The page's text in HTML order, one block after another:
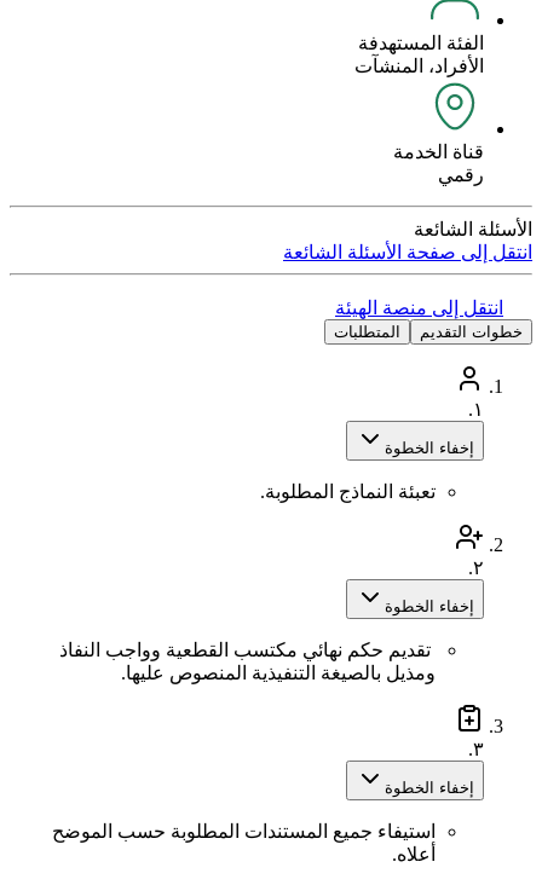
الفئة المستهدفة
الأفراد، المنشآت
قناة الخدمة
رقمي
الأسئلة الشائعة
انتقل إلى صفحة الأسئلة الشائعة
انتقل إلى منصة الهيئة
خطوات التقديم المتطلبات
١.
إخفاء الخطوة
تعبئة النماذج المطلوبة.
٢.
إخفاء الخطوة
تقديم حكم نهائي مكتسب القطعية وواجب النفاذ
ومذيل بالصيغة التنفيذية المنصوص عليها.
٣.
إخفاء الخطوة
استيفاء جميع المستندات المطلوبة حسب الموضح
أعلاه.